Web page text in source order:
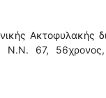
Ακτοφυλακής
67,